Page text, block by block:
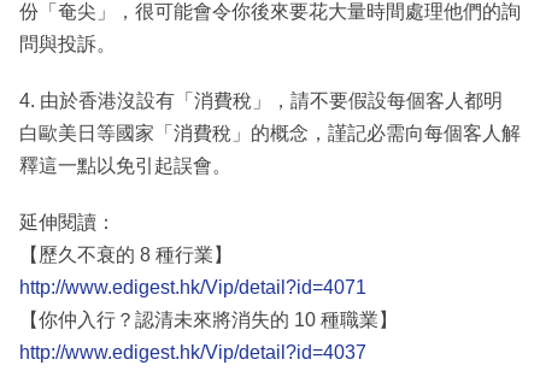
份「奄尖」，很可能會令你後來要花大量時間處理他們的詢
問與投訴。
4. 由於香港沒設有「消費稅」，請不要假設每個客人都明
白歐美日等國家「消費稅」的概念，謹記必需向每個客人解
釋這一點以免引起誤會。
延伸閱讀：
【歷久不衰的 8 種行業】
http://www.edigest.hk/Vip/detail?id=4071
【你仲入行？認清未來將消失的 10 種職業】
http://www.edigest.hk/Vip/detail?id=4037